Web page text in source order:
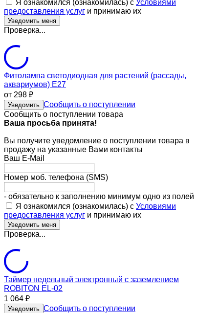
Я ознакомился (ознакомилась) с Условиями
предоставления услуг и принимаю их
Проверка...
Фитолампа светодиодная для растений (рассады,
аквариумов) E27
от 298 ₽
Уведомить Сообщить о поступлении
Сообщить о поступлении товара
Ваша просьба принята!
Вы получите уведомление о поступлении товара в
продажу на указанные Вами контакты
Ваш E-Mail
Номер моб. телефона (SMS)
- обязательно к заполнению минимум одно из полей
Я ознакомился (ознакомилась) с Условиями
предоставления услуг и принимаю их
Проверка...
Таймер недельный электронный с заземлением
ROBITON EL-02
1 064 ₽
Уведомить Сообщить о поступлении